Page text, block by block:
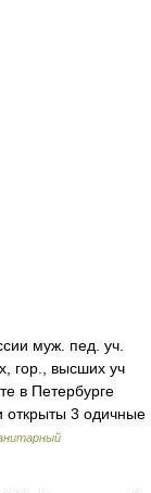
муж. пед. уч.
гор., высших уч
в Петербурге
открыты 3 одичные